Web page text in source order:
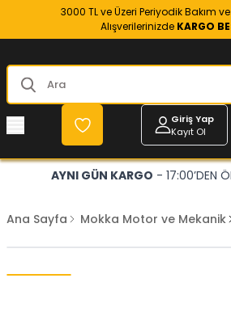
3000 TL ve Üzeri Periyodik Bakım
Alışverilerinizde KARGO
Giriş Yap
Kayıt Ol
AYNI GÜN KARGO - 17:00’DEN
Ana Sayfa Mokka Motor ve Mekanik